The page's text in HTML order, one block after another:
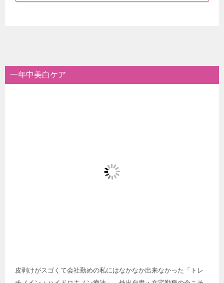
一年中美白ケア
皮剥けがスゴくて会社勤めの私にはなかなか出来なかった「トレ